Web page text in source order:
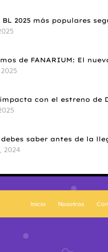
BL 2025 más populares
de FANARIUM: El
con el estreno de
saber antes de la
2024
Inicio Nosotros